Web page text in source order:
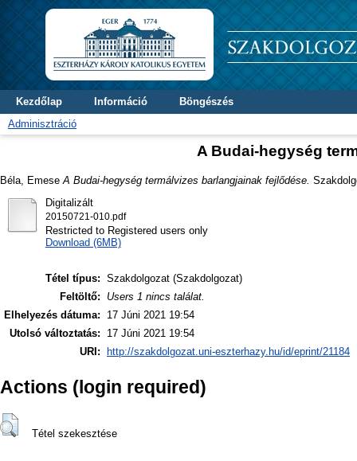
Kezdőlap Információ
Böngészés
Adminisztráció
A Budai-hegység
Béla, Emese A Budai-hegység termálvizes barlangjainak fejlődése.
Digitalizált
20150721-010.pdf
Restricted to Registered users only
Download (6MB)
Tétel típus: Szakdolgozat (Szakdolgozat)
Feltöltő:
Users 1 nincs találat.
Elhelyezés dátuma:
17 Júni 2021 19:54
Utolsó változtatás:
17 Júni 2021 19:54
URI:
http://szakdolgozat.uni-eszterhazy.hu/id/eprint/21184
Actions (login required)
Tétel szekesztése